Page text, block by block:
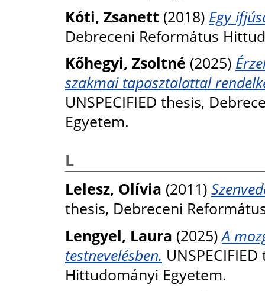
Kóti, Zsanett (2018) Egy
Debreceni Református
Kőhegyi, Zsoltné (2025)
szakmai tapasztalattal
UNSPECIFIED thesis,
Egyetem.
L
Lelesz, Olívia (2011)
thesis, Debreceni
Lengyel, Laura (2025)A
testnevelésben.
Hittudományi Egyetem.